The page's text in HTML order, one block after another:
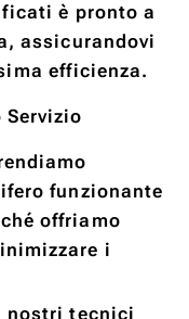
è pronto a
assicurandovi
efficienza.
funzionante
offriamo
i
nostri tecnici